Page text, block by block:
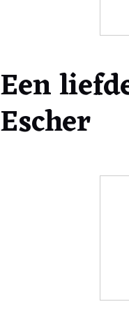
Een
Escher